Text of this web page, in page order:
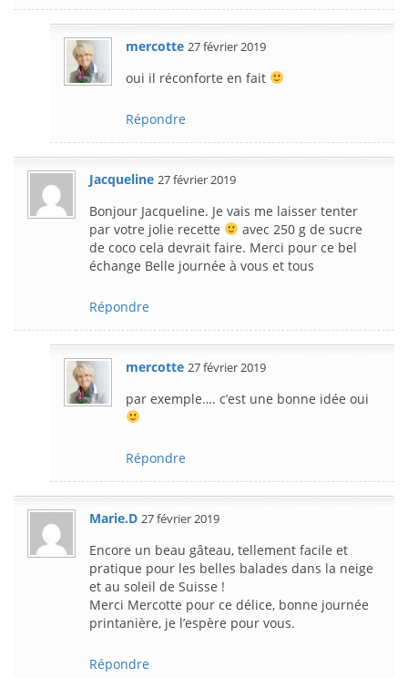
mercotte 27 février 2019
oui il réconforte en fait
Répondre
Jacqueline 27 février 2019
Bonjour Jacqueline. Je vais me laisser tenter
par votre jolie recette
avec 250 g de sucre
de coco cela devrait faire. Merci pour ce bel
échange Belle journée à vous et tous
Répondre
mercotte 27 février 2019
par exemple…. c’est une bonne idée oui
Répondre
Marie.D 27 février 2019
Encore un beau gâteau, tellement facile et
pratique pour les belles balades dans la neige
et au soleil de Suisse !
Merci Mercotte pour ce délice, bonne journée
printanière, je l’espère pour vous.
Répondre